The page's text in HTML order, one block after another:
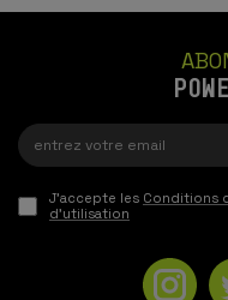
J'accepte les Conditions
d'utilisation